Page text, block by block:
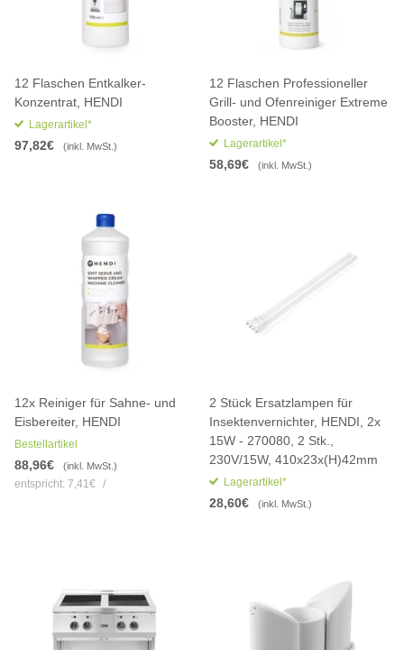
12 Flaschen Entkalker-
Konzentrat, HENDI
Lagerartikel*
97,82€ (inkl. MwSt.)
12 Flaschen Professioneller
Grill- und Ofenreiniger Extreme
Booster, HENDI
Lagerartikel*
58,69€ (inkl. MwSt.)
12x Reiniger für Sahne- und
Eisbereiter, HENDI
Bestellartikel
88,96€ (inkl. MwSt.)
entspricht: 7,41€ /
2 Stück Ersatzlampen für
Insektenvernichter, HENDI, 2x
15W - 270080, 2 Stk.,
230V/15W, 410x23x(H)42mm
Lagerartikel*
28,60€ (inkl. MwSt.)